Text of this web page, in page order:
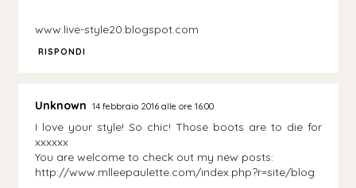
www.live-style20.blogspot.com
RISPONDI
Unknown 14 febbraio 2016 alle ore 16:00
I love your style! So chic! Those boots are to die for
xxxxxx
You are welcome to check out my new posts:
http://www.mlleepaulette.com/index.php?r=site/blog